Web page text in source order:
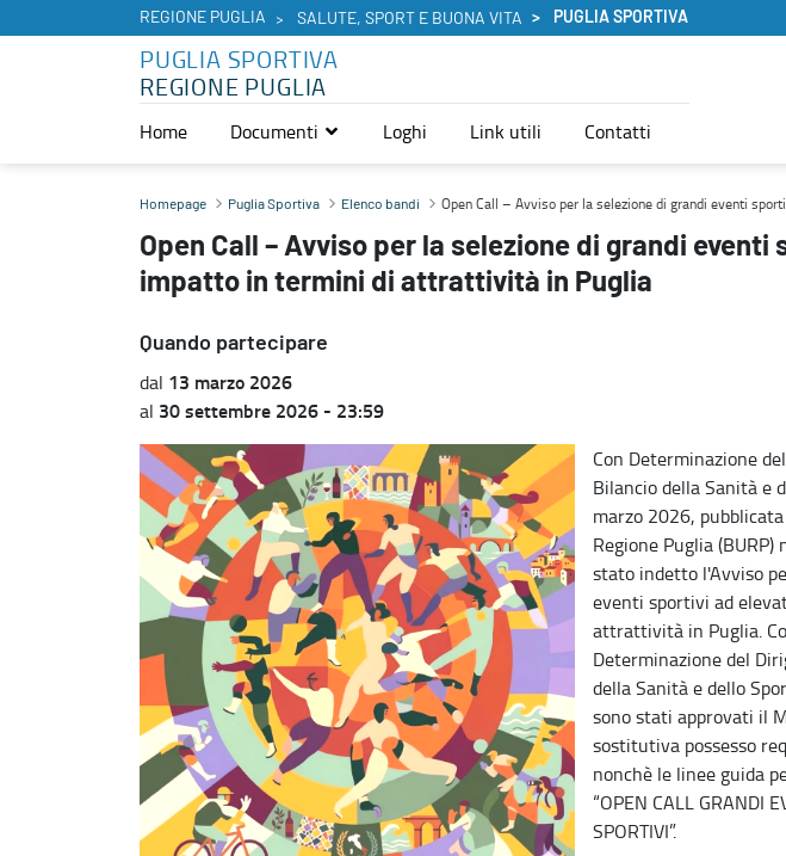
REGIONE PUGLIA SALUTE, SPORT E BUONA VITA PUGLIA SPORTIVA
PUGLIA SPORTIVA
REGIONE PUGLIA
Home Documenti Loghi Link utili Contatti
Open Call – Avviso per la selezione di grandi eventi sportivi ad elevato impatto in termini di
Homepage Puglia Sportiva Elenco bandi Open Call – Avviso per la selezione di grandi eventi
Open Call – Avviso per la selezione di grandi
impatto in termini di attrattività in Puglia
Quando partecipare
dal 13 marzo 2026
al 30 settembre 2026 - 23:59
Con Determinazione
Bilancio della Sanità e
marzo 2026,
Regione Puglia
stato indetto l'Avviso
eventi sportivi ad
attrattività in Puglia.
Determinazione del
della Sanità e dello
sono stati approvati il
sostitutiva possesso
nonchè le linee guida
“OPEN CALL GRANDI
SPORTIVI”.